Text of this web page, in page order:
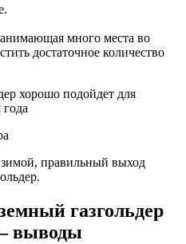
много места во
достаточное количество
хорошо подойдет для
правильный выход
газгольдер
выводы